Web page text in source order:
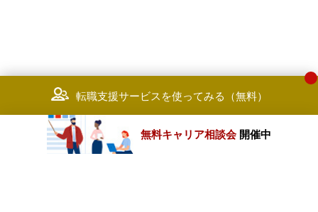
転職支援サービスを使ってみる（無料）
無料キャリア相談会 開催中